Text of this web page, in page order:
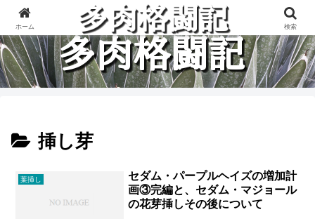
多肉植物と楽しく格闘している記録です。
挿し芽
葉挿し
セダム・パープルヘイズの増加計
画③完編と、セダム・マジョール
の花芽挿しその後について
ホーム 検索